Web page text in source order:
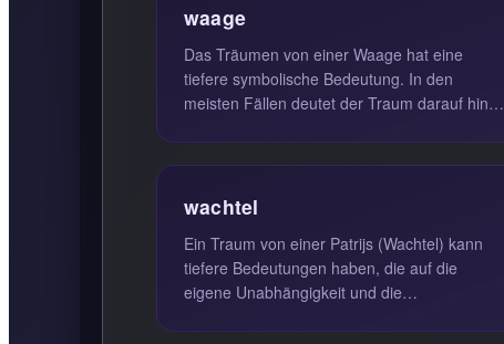
waage
Das Träumen von einer Waage hat eine
tiefere symbolische Bedeutung. In den
meisten Fällen deutet der Traum darauf hin,
wachtel
Ein Traum von einer Patrijs (Wachtel) kann
tiefere Bedeutungen haben, die auf die
eigene Unabhängigkeit und die